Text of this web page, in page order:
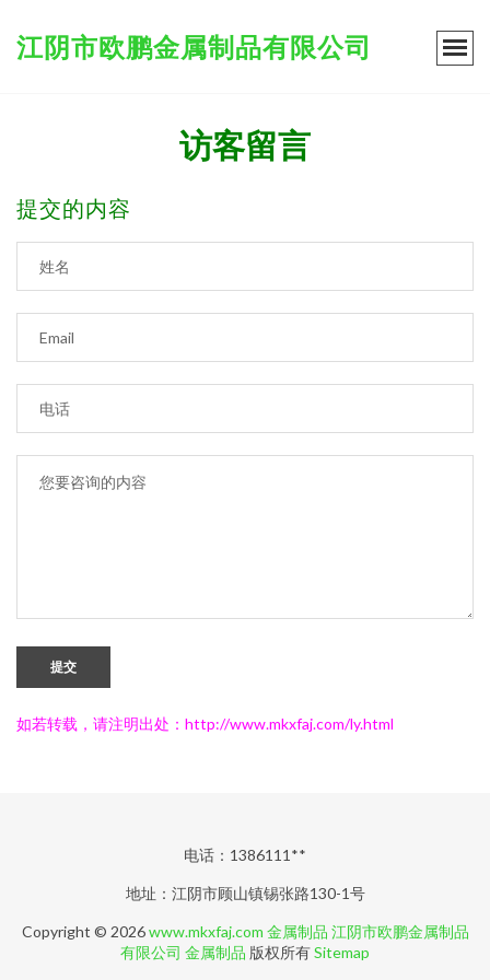
江阴市欧鹏金属制品有限公司
访客留言
提交的内容
提交
如若转载，请注明出处：http://www.mkxfaj.com/ly.html
电话：1386111**
地址：江阴市顾山镇锡张路130-1号
Copyright © 2026www.mkxfaj.com 金属制品 江阴市欧鹏金属制品
有限公司 金属制品 版权所有Sitemap